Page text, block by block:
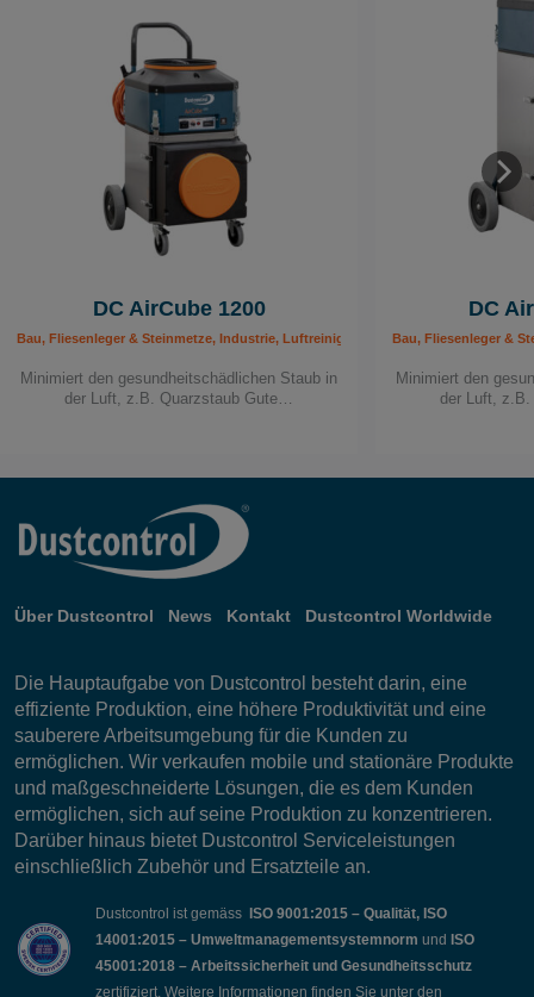
DC AirCube 1200
Bau, Fliesenleger & Steinmetze, Industrie, Luftreiniger, Maler & Lackierer, Mobile
Minimiert den gesundheitschädlichen Staub in
der Luft, z.B. Quarzstaub Gute…
DC
Bau, Fliesenleger &
Minimiert den
der Luft,
Über Dustcontrol News Kontakt Dustcontrol Worldwide
Die Hauptaufgabe von Dustcontrol besteht darin, eine
effiziente Produktion, eine höhere Produktivität und eine
sauberere Arbeitsumgebung für die Kunden zu
ermöglichen. Wir verkaufen mobile und stationäre Produkte
und maßgeschneiderte Lösungen, die es dem Kunden
ermöglichen, sich auf seine Produktion zu konzentrieren.
Darüber hinaus bietet Dustcontrol Serviceleistungen
einschließlich Zubehör und Ersatzteile an.
Dustcontrol ist gemäss
ISO 9001:2015 – Qualität, ISO
14001:2015 – Umweltmanagementsystemnorm und ISO
45001:2018 – Arbeitssicherheit und Gesundheitsschutz
zertifiziert. Weitere Informationen finden Sie unter den